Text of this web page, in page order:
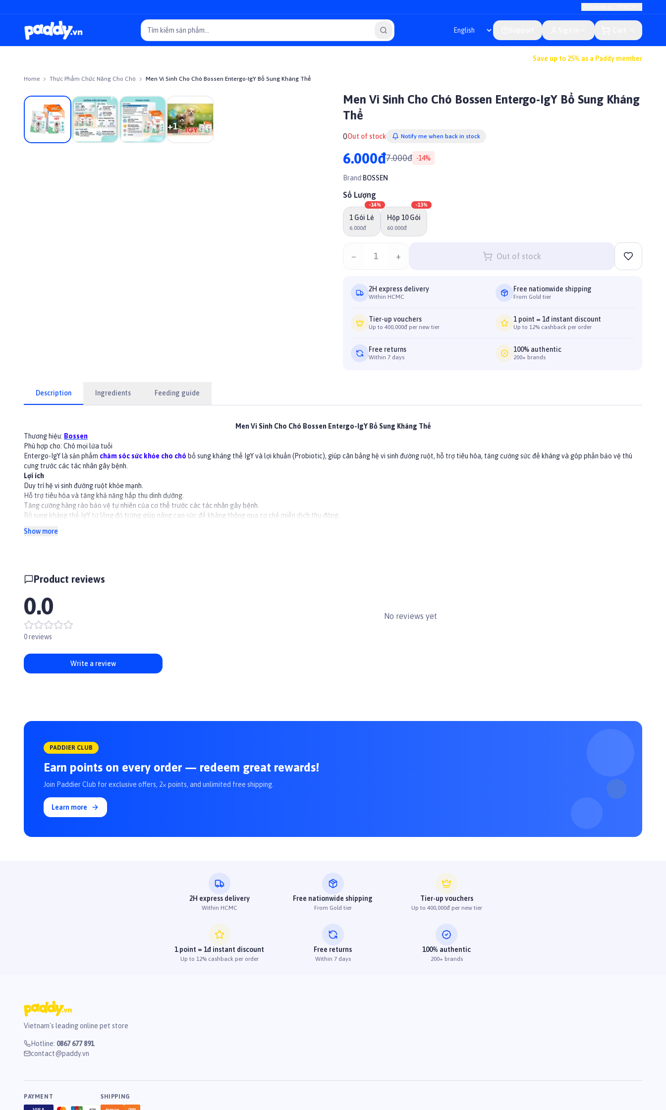
Save up to 25% as a Paddy member
Home Thực Phẩm Chức Năng Cho Chó Men Vi Sinh Cho Chó Bossen Entergo-IgY Bổ Sung Kháng Thể
On sale
+1
Men Vi Sinh Cho Chó Bossen Entergo-IgY Bổ Sung Kháng
Thể
0Out of stock Notify me when back in stock
6.000đ7.000đ -14%
Brand:BOSSEN
Số Lượng
1 Gói Lẻ
6.000đ
-14%
Hộp 10 Gói
60.000đ
-13%
− 1 + Out of stock
2H express delivery
Within HCMC
Free nationwide shipping
From Gold tier
Tier-up vouchers
Up to 400,000đ per new tier
1 point = 1đ instant discount
Up to 12% cashback per order
Free returns
Within 7 days
100% authentic
200+ brands
Description Ingredients Feeding guide
Men Vi Sinh Cho Chó Bossen Entergo-IgY Bổ Sung Kháng Thể
Thương hiệu: Bossen
Phù hợp cho: Chó mọi lứa tuổi
Entergo-IgY là sản phẩm chăm sóc sức khỏe cho chó bổ sung kháng thể IgY và lợi khuẩn (Probiotic), giúp cân bằng hệ vi sinh đường ruột, hỗ trợ tiêu hóa, tăng cường sức đề kháng và góp phần bảo vệ thú
cưng trước các tác nhân gây bệnh.
Lợi ích
Duy trì hệ vi sinh đường ruột khỏe mạnh.
Hỗ trợ tiêu hóa và tăng khả năng hấp thu dinh dưỡng.
Tăng cường hàng rào bảo vệ tự nhiên của cơ thể trước các tác nhân gây bệnh.
Bổ sung kháng thể IgY từ lòng đỏ trứng giúp nâng cao sức đề kháng thông qua cơ chế miễn dịch thụ động.
👉Xem thêm các sản phẩm khác tại
Show more
Product reviews
0.0
0 reviews
Write a review
No reviews yet
PADDIER CLUB
Earn points on every order — redeem great rewards!
Join Paddier Club for exclusive offers, 2× points, and unlimited free shipping.
Learn more
2H express delivery
Within HCMC
Free nationwide shipping
From Gold tier
Tier-up vouchers
Up to 400,000đ per new tier
1 point = 1đ instant discount
Up to 12% cashback per order
Free returns
Within 7 days
100% authentic
200+ brands
Vietnam's leading online pet store
Hotline: 0867 677 891
contact@paddy.vn
PAYMENT
ATM
SHIPPING
Ahamove GHN